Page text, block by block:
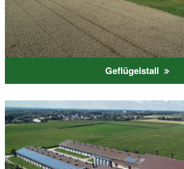
Geflügelstall